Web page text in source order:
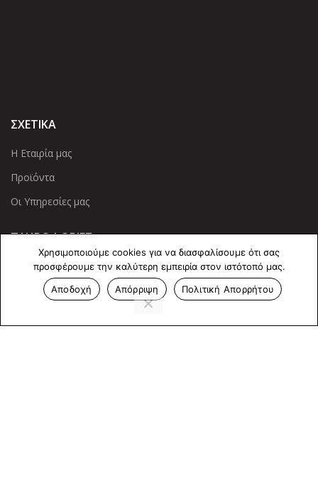
ΣΧΕΤΙΚΑ
Η Εταιρία μας
Προϊόντα
Οι Υπηρεσίες μας
ΠΛΗΡΟΦΟΡΙΕΣ
Πολιτική Απορρήτου
Cookies
Χρησιμοποιούμε cookies για να διασφαλίσουμε ότι σας
προσφέρουμε την καλύτερη εμπειρία στον ιστότοπό μας.
Αποδοχή
Απόρριψη Πολιτική Απορρήτου